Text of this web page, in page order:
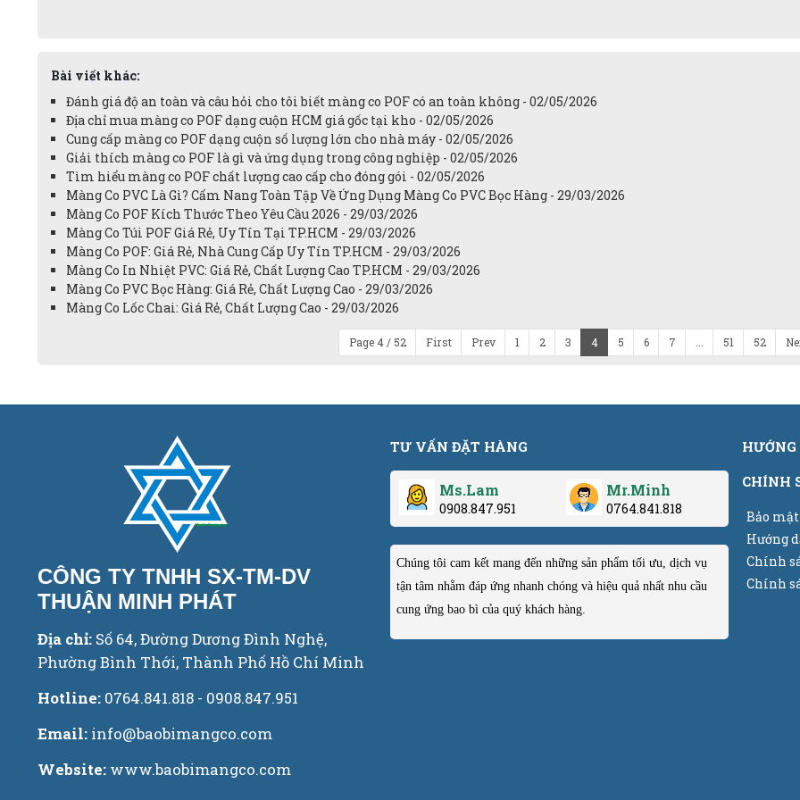
Bài viết khác:
Đánh giá độ an toàn và câu hỏi cho tôi biết màng co POF có an toàn không - 02/05/2026
Địa chỉ mua màng co POF dạng cuộn HCM giá gốc tại kho - 02/05/2026
Cung cấp màng co POF dạng cuộn số lượng lớn cho nhà máy - 02/05/2026
Giải thích màng co POF là gì và ứng dụng trong công nghiệp - 02/05/2026
Tìm hiểu màng co POF chất lượng cao cấp cho đóng gói - 02/05/2026
Màng Co PVC Là Gì? Cẩm Nang Toàn Tập Về Ứng Dụng Màng Co PVC Bọc Hàng - 29/03/2026
Màng Co POF Kích Thước Theo Yêu Cầu 2026 - 29/03/2026
Màng Co Túi POF Giá Rẻ, Uy Tín Tại TP.HCM - 29/03/2026
Màng Co POF: Giá Rẻ, Nhà Cung Cấp Uy Tín TP.HCM - 29/03/2026
Màng Co In Nhiệt PVC: Giá Rẻ, Chất Lượng Cao TP.HCM - 29/03/2026
Màng Co PVC Bọc Hàng: Giá Rẻ, Chất Lượng Cao - 29/03/2026
Màng Co Lốc Chai: Giá Rẻ, Chất Lượng Cao - 29/03/2026
Page 4 / 52 First Prev 1 2 3 4 5 6 7 51 52
CÔNG TY TNHH SX-TM-DV
THUẬN MINH PHÁT
Địa chỉ: Số 64, Đường Dương Đình Nghệ,
Phường Bình Thới, Thành Phố Hồ Chí Minh
Hotline: 0764.841.818 - 0908.847.951
Email: info@baobimangco.com
Website: www.baobimangco.com
TƯ VẤN ĐẶT HÀNG
Ms.Lam
0908.847.951
Mr.Minh
0764.841.818
Chúng tôi cam kết mang đến những sản phẩm tối ưu, dịch vụ
tận tâm nhằm đáp ứng nhanh chóng và hiệu quả nhất nhu cầu
cung ứng bao bì của quý khách hàng.
CHÍNH
Bảo
Hướng
Chính
Chính